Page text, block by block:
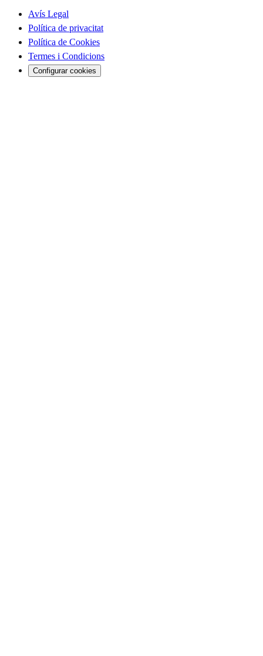
Avís Legal
Política de privacitat
Política de Cookies
Termes i Condicions
Configurar cookies